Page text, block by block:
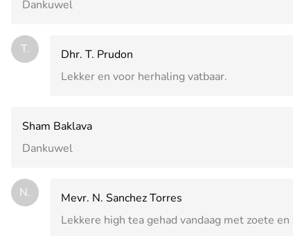
Dankuwel
T.
Dhr. T. Prudon
Lekker en voor herhaling vatbaar.
Sham Baklava
Dankuwel
N.
Mevr. N. Sanchez Torres
Lekkere high tea gehad vandaag met zoete